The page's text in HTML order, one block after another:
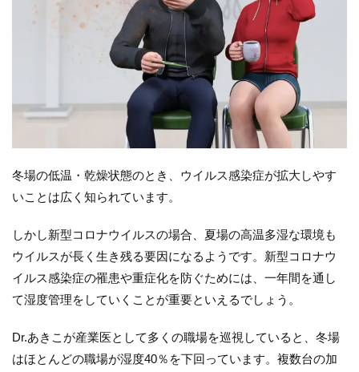
冬場の低温・乾燥状態のとき、ウイルス感染症が拡大しやす
いことは広く知られています。
しかし新型コロナウイルスの場合、夏場の高温多湿な環境も
ウイルスが長く生き残る要因になるようです。新型コロナウ
イルス感染症の罹患や重症化を防ぐためには、一年間を通し
て湿度管理をしていくことが重要といえるでしょう。
Dr.あきこが産業医として多くの職場を巡視していると、冬場
はほとんどの職場が湿度40％を下回っています。複数台の加